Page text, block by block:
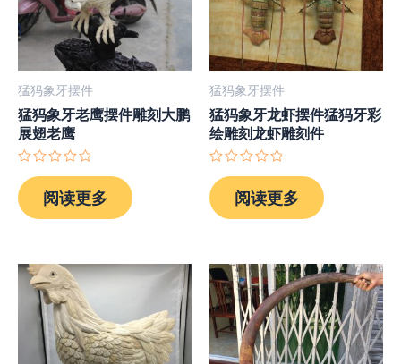
猛犸象牙摆件
猛犸象牙老鹰摆件雕刻大鹏
展翅老鹰
评
分
0
&sol;
阅读更多
猛犸象牙摆件
猛犸象牙龙虾摆件猛犸牙彩
绘雕刻龙虾雕刻件
评
分
0
&sol;
阅读更多